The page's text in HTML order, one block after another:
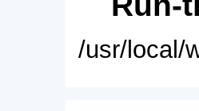
/usr/local/